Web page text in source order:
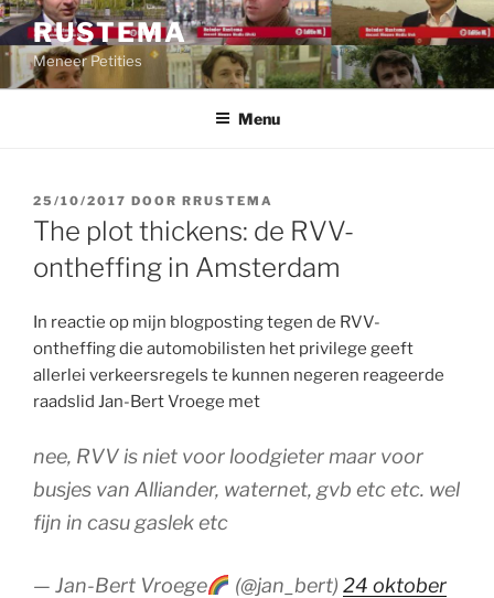
Ga
naar
inhoud
RUSTEMA
Meneer Petities
Menu
GEPLAATST
OP
25/10/2017 DOOR RRUSTEMA
The plot thickens: de RVV-
ontheffing in Amsterdam
In reactie op mijn blogposting tegen de RVV-
ontheffing die automobilisten het privilege geeft
allerlei verkeersregels te kunnen negeren reageerde
raadslid Jan-Bert Vroege met
nee, RVV is niet voor loodgieter maar voor
busjes van Alliander, waternet, gvb etc etc. wel
fijn in casu gaslek etc
— Jan-Bert Vroege (@jan_bert) 24 oktober